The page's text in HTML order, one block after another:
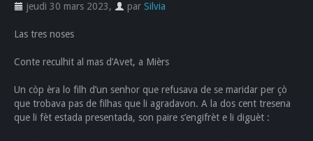
jeudi 30 mars 2023, par Silvia
Las tres noses
Conte reculhit al mas d’Avet, a Mièrs
Un còp èra lo filh d’un senhor que refusava de se maridar per çò
que trobava pas de filhas que li agradavon. A la dos cent tresena
que li fèt estada presentada, son paire s’engifrèt e li diguèt :